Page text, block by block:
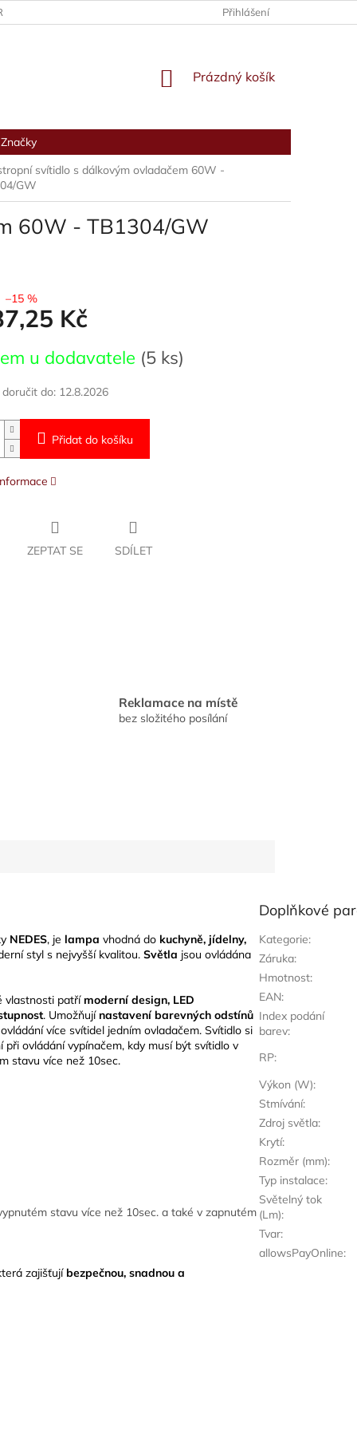
OSOBNÍCH ÚDAJŮ Přihlášení
NÁKUPNÍ
Prázdný košík
Značky
svítidlo s dálkovým ovladačem 60W -
GW
60W - TB1304/GW
–15 %
Kč
u dodavatele (5 ks)
do: 12.8.2026
Přidat do košíku
ZEPTAT SE SDÍLET
Reklamace na místě
bez složitého posílání
NEDES, je lampa vhodná do kuchyně, jídelny,
styl s nejvyšší kvalitou. Světla jsou ovládána
vlastnosti patřímoderní design, LED
. Umožňujínastavení barevných odstínů
více svítidel jedním ovladačem. Svítidlo si
ovládání vypínačem, kdy musí být svítidlo v
stavu více než 10sec.
stavu více než 10sec. a také v zapnutém
zajišťují bezpečnou, snadnou a
Doplňkové
Kategorie:
Záruka:
Hmotnost:
EAN:
Index podání
barev:
RP:
Výkon (W):
Stmívání:
Zdroj světla:
Krytí:
Rozměr (mm):
Typ instalace:
Světelný tok
(Lm):
Tvar:
allowsPayOnline: